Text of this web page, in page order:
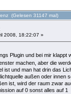
(Gelesen 31147 mal)
2008, 18:22:07 »
Plugin und bei mir klappt
machen, aber die
ist und man hat drin das
außen oder innen
ist, wird der raum zwar
auf 0 sonst alles auf 1